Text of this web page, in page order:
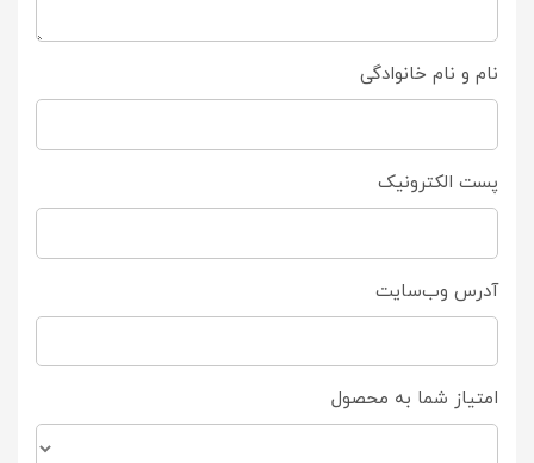
نام و نام خانوادگی
پست الکترونیک
آدرس وب‌سایت
امتیاز شما به محصول